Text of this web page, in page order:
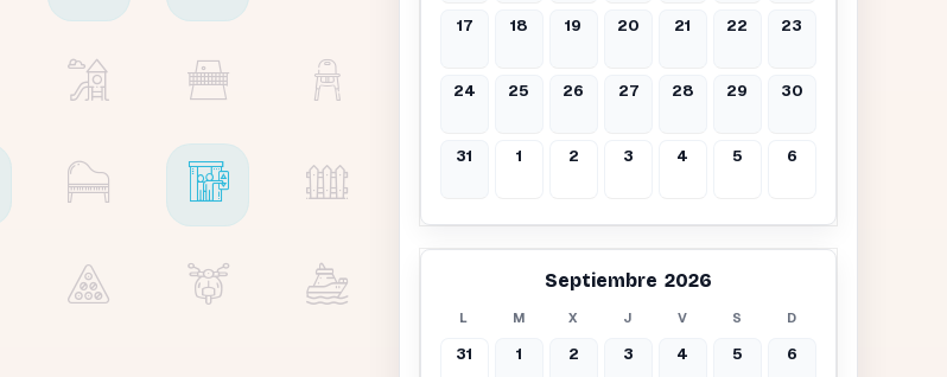
17 18 19 20 21 22 23
24 25 26 27 28 29 30
31 1 2 3 4 5 6
Septiembre 2026
L M X J V S D
31 1 2 3 4 5 6